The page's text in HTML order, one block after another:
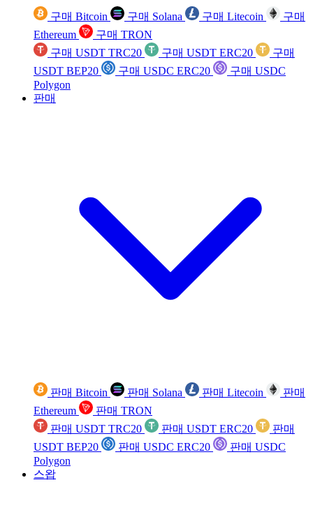
구매 Bitcoin 구매 Solana 구매 Litecoin
구매
Ethereum
구매 TRON
구매 USDT TRC20
구매 USDT ERC20
구매
USDT BEP20
구매 USDC ERC20
구매 USDC
Polygon
판매
판매 Bitcoin 판매 Solana 판매 Litecoin
판매
Ethereum
판매 TRON
판매 USDT TRC20
판매 USDT ERC20
판매
USDT BEP20
판매 USDC ERC20
판매 USDC
Polygon
스왑